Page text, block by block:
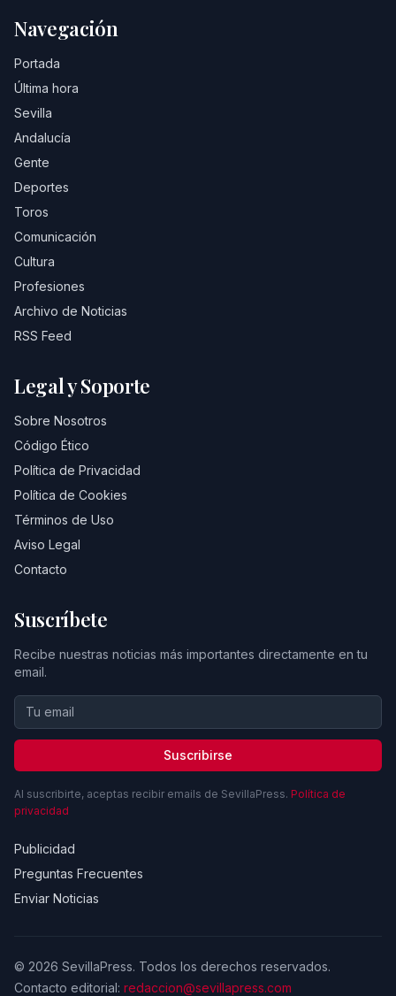
Navegación
Portada
Última hora
Sevilla
Andalucía
Gente
Deportes
Toros
Comunicación
Cultura
Profesiones
Archivo de Noticias
RSS Feed
Legal y Soporte
Sobre Nosotros
Código Ético
Política de Privacidad
Política de Cookies
Términos de Uso
Aviso Legal
Contacto
Suscríbete
Recibe nuestras noticias más importantes directamente en tu
email.
Suscribirse
Al suscribirte, aceptas recibir emails de SevillaPress. Política de
privacidad
Publicidad
Preguntas Frecuentes
Enviar Noticias
© 2026 SevillaPress. Todos los derechos reservados.
Contacto editorial: redaccion@sevillapress.com